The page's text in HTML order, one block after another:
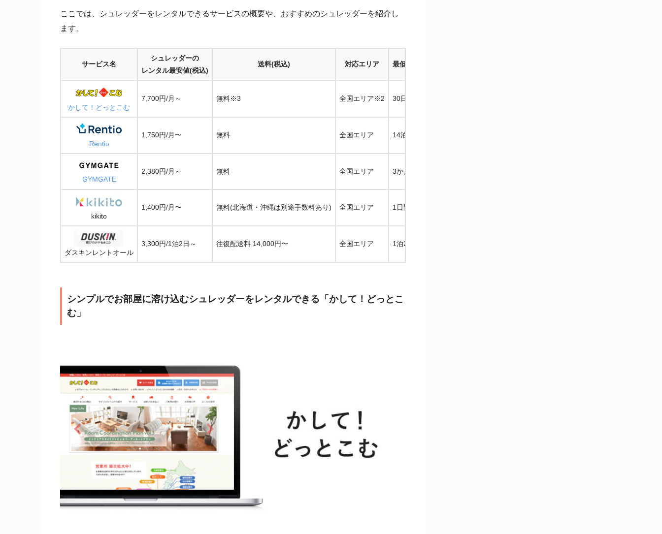
ここでは、シュレッダーをレンタルできるサービスの概要や、おすすめのシュレッダーを紹介し
ます。
サービス名
シュレッダーの
レンタル最安値(税込)
送料(税込) 対応エリア 最低レンタル期間
かして！どっとこむ
7,700円/月～ 無料※3 全国エリア※2 30日〜
Rentio
1,750円/月〜 無料 全国エリア 14泊15日〜
GYMGATE
2,380円/月～ 無料 全国エリア 3か月～
kikito
1,400円/月〜 無料(北海道・沖縄は別途手数料あり) 全国エリア 1日間〜
ダスキンレントオール
3,300円/1泊2日～ 往復配送料 14,000円〜 全国エリア 1泊2日～
シンプルでお部屋に溶け込むシュレッダーをレンタルできる「かして！どっとこ
む」